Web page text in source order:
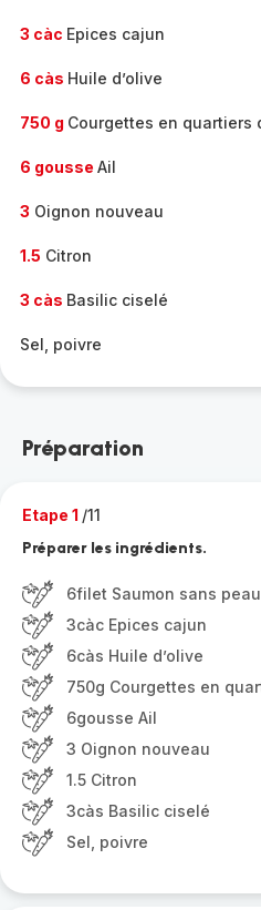
3 càc Epices cajun
6 càs Huile d’olive
750 g Courgettes en quartiers
6 gousse Ail
3 Oignon nouveau
1.5 Citron
3 càs Basilic ciselé
Sel, poivre
Préparation
Etape 1 /11
Préparer les ingrédients.
6filet Saumon sans peau
3càc Epices cajun
6càs Huile d’olive
750g Courgettes en
6gousse Ail
3 Oignon nouveau
1.5 Citron
3càs Basilic ciselé
Sel, poivre